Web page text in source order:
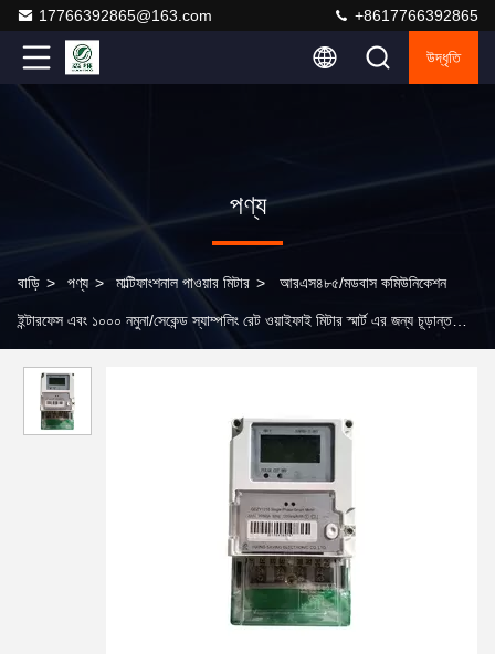
17766392865@163.com +8617766392865
উদ্ধৃতি
পণ্য
বাড়ি > পণ্য > মাল্টিফাংশনাল পাওয়ার মিটার > আরএস৪৮৫/মডবাস কমিউনিকেশন
ইন্টারফেস এবং ১০০০ নমুনা/সেকেন্ড স্যাম্পলিং রেট ওয়াইফাই মিটার স্মার্ট এর জন্য চূড়ান্ত